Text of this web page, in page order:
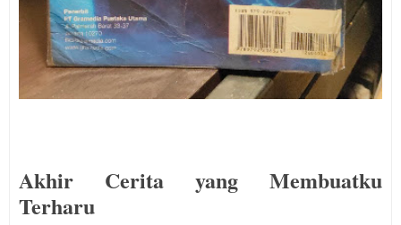
Akhir Cerita yang Membuatku
Terharu